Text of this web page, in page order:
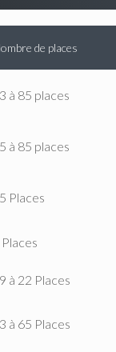
de places
à 85 places
à 85 places
Places
à 22 Places
à 65 Places